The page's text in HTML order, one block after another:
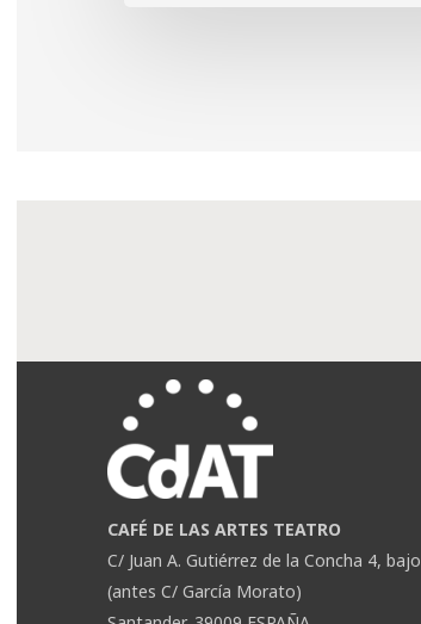
CAFÉ DE LAS ARTES TEATRO
C/ Juan A. Gutiérrez de la Concha 4, bajo
(antes C/ García Morato)